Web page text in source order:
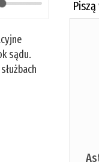
sądu.